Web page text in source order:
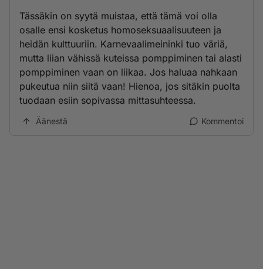
Tässäkin on syytä muistaa, että tämä voi olla
osalle ensi kosketus homoseksuaalisuuteen ja
heidän kulttuuriin. Karnevaalimeininki tuo väriä,
mutta liian vähissä kuteissa pomppiminen tai alasti
pomppiminen vaan on liikaa. Jos haluaa nahkaan
pukeutua niin siitä vaan! Hienoa, jos sitäkin puolta
tuodaan esiin sopivassa mittasuhteessa.
Äänestä Kommentoi